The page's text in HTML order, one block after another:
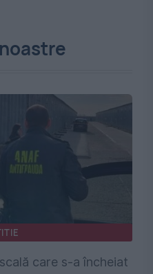
care s-a încheiat